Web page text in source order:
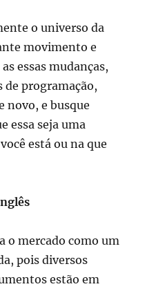
o universo da
movimento e
essas mudanças,
de programação,
novo, e busque
essa seja uma
está ou na que
o mercado como um
pois diversos
estão em